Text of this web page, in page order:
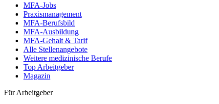
MFA-Jobs
Praxismanagement
MFA-Berufsbild
MFA-Ausbildung
MFA-Gehalt & Tarif
Alle Stellenangebote
Weitere medizinische Berufe
Top Arbeitgeber
Magazin
Für Arbeitgeber